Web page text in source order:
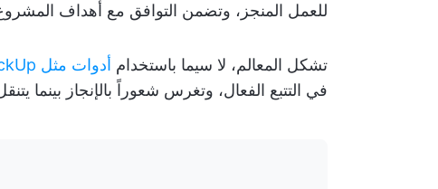
للعمل المنجز، وتضمن التوافق مع أهداف
تشكل المعالم، لا سيما باستخدام أدوات مثل ClickUp،
في التتبع الفعال، وتغرس شعوراً بالإنجاز بينما